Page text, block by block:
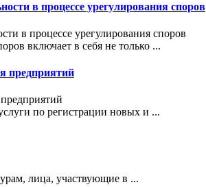
в процессе урегулирования споров
в процессе урегулирования споров
включает в себя не только ...
предприятий
по регистрации новых и ...
лица, участвующие в ...